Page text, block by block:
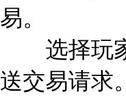
易。
选择玩家
送交易请求。